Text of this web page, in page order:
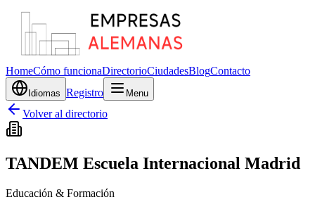
HomeCómo funcionaDirectorioCiudadesBlogContacto
Idiomas Registro Menu
Volver al directorio
TANDEM Escuela Internacional Madrid
Educación & Formación